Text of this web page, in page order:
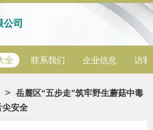
司
全 联系我们 企业信息 访客
> 岳麓区“五步走”筑牢野生蘑菇中毒
尖安全